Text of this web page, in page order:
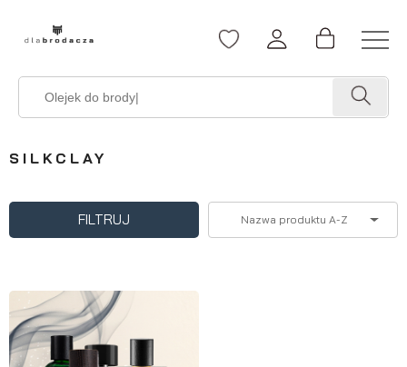
SILKCLAY
FILTRUJ Nazwa produktu A-Z